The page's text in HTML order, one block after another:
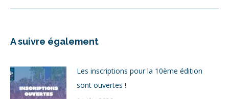
:
A suivre également
Les inscriptions pour la 10ème édition
sont ouvertes !